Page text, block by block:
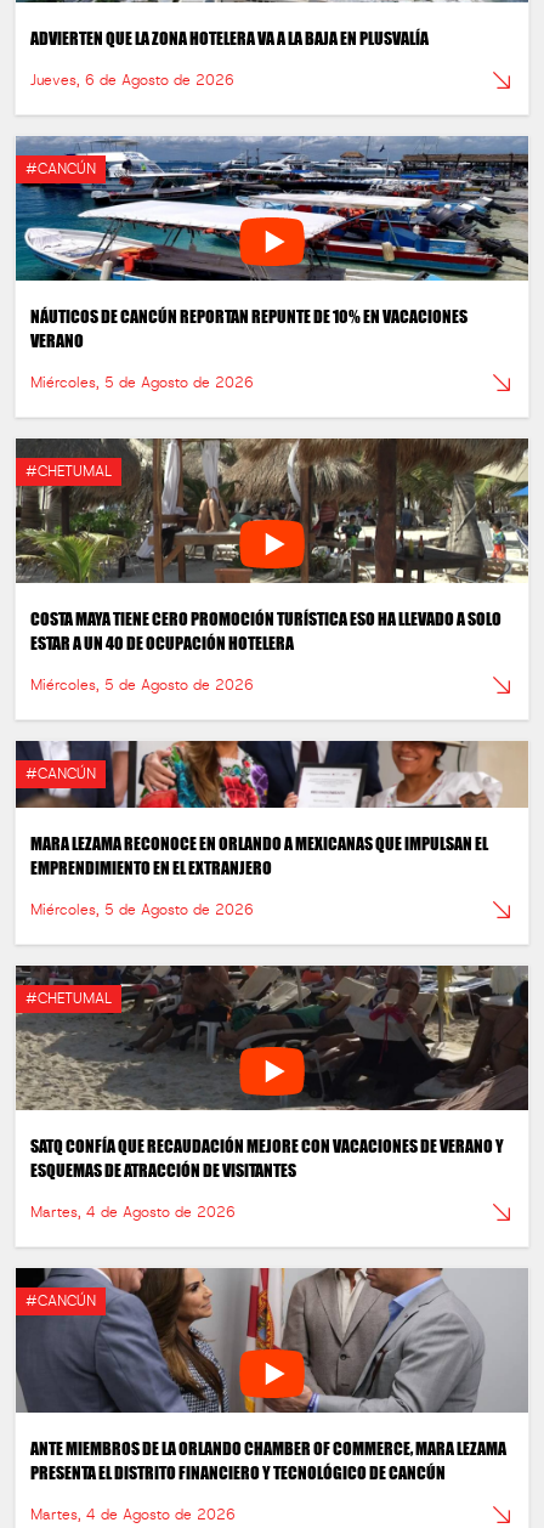
ADVIERTEN QUE LA ZONA HOTELERA VA A LA BAJA EN PLUSVALÍA
Jueves, 6 de Agosto de 2026
#CANCÚN
NÁUTICOS DE CANCÚN REPORTAN REPUNTE DE 10% EN VACACIONES
VERANO
Miércoles, 5 de Agosto de 2026
#CHETUMAL
COSTA MAYA TIENE CERO PROMOCIÓN TURÍSTICA ESO HA LLEVADO A SOLO
ESTAR A UN 40 DE OCUPACIÓN HOTELERA
Miércoles, 5 de Agosto de 2026
#CANCÚN
MARA LEZAMA RECONOCE EN ORLANDO A MEXICANAS QUE IMPULSAN EL
EMPRENDIMIENTO EN EL EXTRANJERO
Miércoles, 5 de Agosto de 2026
#CHETUMAL
SATQ CONFÍA QUE RECAUDACIÓN MEJORE CON VACACIONES DE VERANO Y
ESQUEMAS DE ATRACCIÓN DE VISITANTES
Martes, 4 de Agosto de 2026
#CANCÚN
ANTE MIEMBROS DE LA ORLANDO CHAMBER OF COMMERCE, MARA LEZAMA
PRESENTA EL DISTRITO FINANCIERO Y TECNOLÓGICO DE CANCÚN
Martes, 4 de Agosto de 2026